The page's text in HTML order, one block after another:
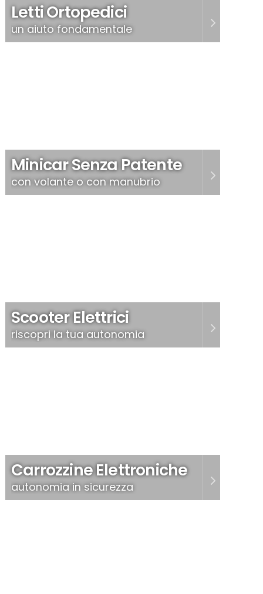
Scooter Elettrici
riscopri la tua autonomia
Minicar Senza Patente
con volante o con manubrio
Letti Ortopedici
un aiuto fondamentale
Carrozzine Elettroniche
autonomia in sicurezza